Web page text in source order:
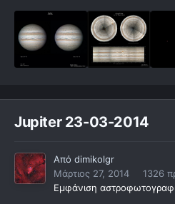
Jupiter 23-03-2014
Από dimikolgr
Μάρτιος 27, 2014
1326
Εμφάνιση